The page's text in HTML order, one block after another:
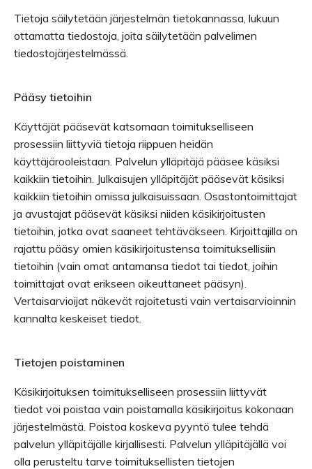
Tietoja säilytetään järjestelmän tietokannassa, lukuun
ottamatta tiedostoja, joita säilytetään palvelimen
tiedostojärjestelmässä.
Pääsy tietoihin
Käyttäjät pääsevät katsomaan toimitukselliseen
prosessiin liittyviä tietoja riippuen heidän
käyttäjärooleistaan. Palvelun ylläpitäjä pääsee käsiksi
kaikkiin tietoihin. Julkaisujen ylläpitäjät pääsevät käsiksi
kaikkiin tietoihin omissa julkaisuissaan. Osastontoimittajat
ja avustajat pääsevät käsiksi niiden käsikirjoitusten
tietoihin, jotka ovat saaneet tehtäväkseen. Kirjoittajilla on
rajattu pääsy omien käsikirjoitustensa toimituksellisiin
tietoihin (vain omat antamansa tiedot tai tiedot, joihin
toimittajat ovat erikseen oikeuttaneet pääsyn).
Vertaisarvioijat näkevät rajoitetusti vain vertaisarvioinnin
kannalta keskeiset tiedot.
Tietojen poistaminen
Käsikirjoituksen toimitukselliseen prosessiin liittyvät
tiedot voi poistaa vain poistamalla käsikirjoitus kokonaan
järjestelmästä. Poistoa koskeva pyyntö tulee tehdä
palvelun ylläpitäjälle kirjallisesti. Palvelun ylläpitäjällä voi
olla perusteltu tarve toimituksellisten tietojen